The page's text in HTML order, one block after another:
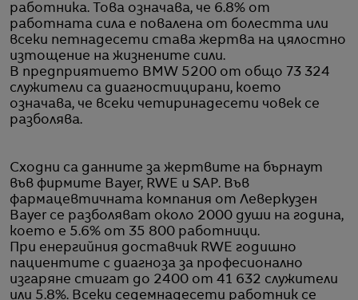
работника. Това означава, че 6.8% от
работната сила е повалена от болестта или
всеки петнадесети става жертва на цялостно
изтощение на жизнените сили.
В предприятието BMW 5200 от общо 73 324
служители са диагностицирани, което
означава, че всеки четиринадесети човек се
разболява.
Сходни са данните за жертвите на бърнаут
във фирмите Bayer, RWE и SAP. Във
фармацевтичната компания от Леверкузен
Bayer се разболяват около 2000 души на година,
което е 5.6% от 35 800 работници.
При енергийния доставчик RWE годишно
пациентите с диагноза за професионално
изгаряне стигат до 2400 от 41 632 служители
или 5.8%. Всеки седемнадесети работник се